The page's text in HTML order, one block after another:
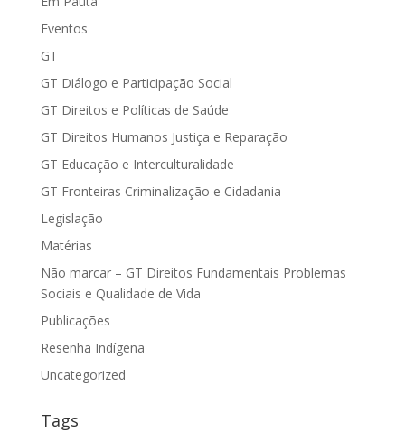
Eventos
GT
GT Diálogo e Participação Social
GT Direitos e Políticas de Saúde
GT Direitos Humanos Justiça e Reparação
GT Educação e Interculturalidade
GT Fronteiras Criminalização e Cidadania
Legislação
Matérias
Não marcar – GT Direitos Fundamentais Problemas
Sociais e Qualidade de Vida
Publicações
Resenha Indígena
Uncategorized
Tags